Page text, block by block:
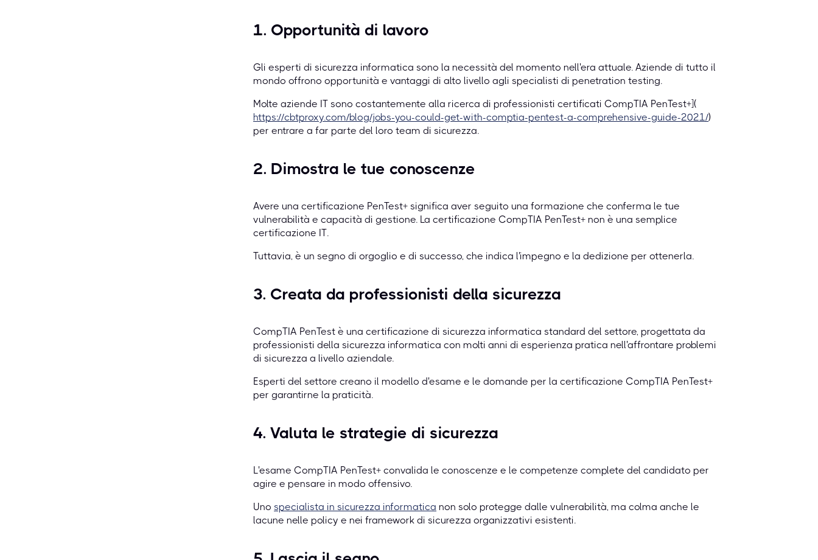
1. Opportunità di lavoro
Gli esperti di sicurezza informatica sono la necessità del momento nell'era attuale. Aziende di tutto il
mondo offrono opportunità e vantaggi di alto livello agli specialisti di penetration testing.
Molte aziende IT sono costantemente alla ricerca di professionisti certificati CompTIA PenTest+](
https://cbtproxy.com/blog/jobs-you-could-get-with-comptia-pentest-a-comprehensive-guide-2021/)
per entrare a far parte del loro team di sicurezza.
2. Dimostra le tue conoscenze
Avere una certificazione PenTest+ significa aver seguito una formazione che conferma le tue
vulnerabilità e capacità di gestione. La certificazione CompTIA PenTest+ non è una semplice
certificazione IT.
Tuttavia, è un segno di orgoglio e di successo, che indica l'impegno e la dedizione per ottenerla.
3. Creata da professionisti della sicurezza
CompTIA PenTest è una certificazione di sicurezza informatica standard del settore, progettata da
professionisti della sicurezza informatica con molti anni di esperienza pratica nell'affrontare problemi
di sicurezza a livello aziendale.
Esperti del settore creano il modello d'esame e le domande per la certificazione CompTIA PenTest+
per garantirne la praticità.
4. Valuta le strategie di sicurezza
L'esame CompTIA PenTest+ convalida le conoscenze e le competenze complete del candidato per
agire e pensare in modo offensivo.
Uno specialista in sicurezza informatica non solo protegge dalle vulnerabilità, ma colma anche le
lacune nelle policy e nei framework di sicurezza organizzativi esistenti.